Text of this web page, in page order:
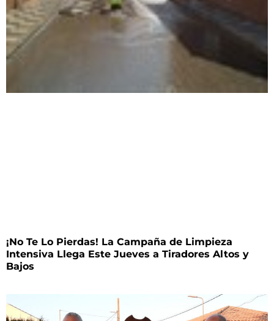
¡No Te Lo Pierdas! La Campaña de Limpieza
Intensiva Llega Este Jueves a Tiradores Altos y
Bajos